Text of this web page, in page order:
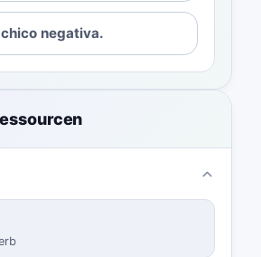
negativa.